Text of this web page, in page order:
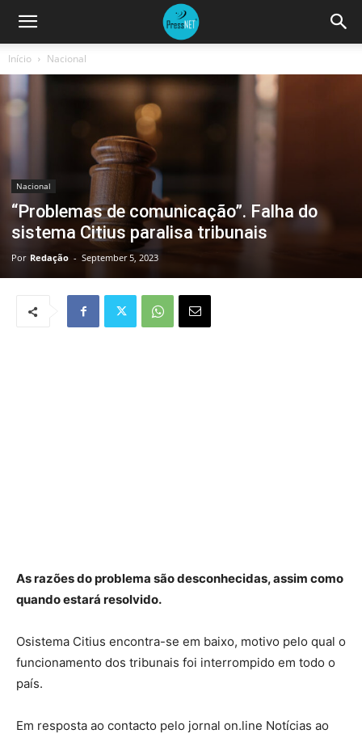
Início Nacional
Nacional
“Problemas de comunicação”. Falha do
sistema Citius paralisa tribunais
Por Redação - September 5, 2023
As razões do problema são desconhecidas, assim como
quando estará resolvido.
Osistema Citius encontra-se em baixo, motivo pelo qual o
funcionamento dos tribunais foi interrompido em todo o
país.
Em resposta ao contacto pelo jornal on.line Notícias ao